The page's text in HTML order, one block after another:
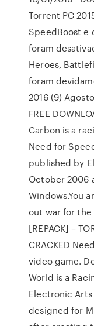
Torrent PC
SpeedBoost e
foram
Heroes,
foram
2016 (9)
FREE
Carbon is a
Need for
published by
October 2006
Windows.You
out war for the
[REPACK] –
CRACKED
video game.
World is a
Electronic Arts
designed for